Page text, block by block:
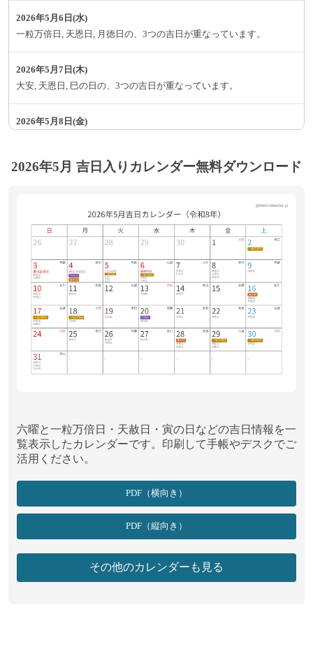
2026年5月6日(水)
一粒万倍日, 天恩日, 月徳日の、3つの吉日が重なっています。
2026年5月7日(木)
大安, 天恩日, 巳の日の、3つの吉日が重なっています。
2026年5月8日(金)
2026年5月13日(水)
2026年5月16日(土)
母倉日, 月徳日, 寅の日の、3つの吉日が重なっています。
2026年5月17日(日)
一粒万倍日, 神吉日, 母倉日の、3つの吉日が重なっています。
2026年5月18日(月)
大安, 一粒万倍日, 大明日の、3つの吉日が重なっています。
2026年5月29日(金)
一粒万倍日, 神吉日, 母倉日の、3つの吉日が重なっています。
2026年5月30日(土)
大安, 一粒万倍日, 大明日の、3つの吉日が重なっています。
2026年5月31日(日)
神吉日, 大明日, 巳の日の、3つの吉日が重なっています。
2026年5月 吉日入りカレンダー無料ダウンロード
六曜と一粒万倍日・天赦日・寅の日などの吉日情報を一
覧表示したカレンダーです。印刷して手帳やデスクでご
活用ください。
PDF（横向き）
PDF（縦向き）
その他のカレンダーも見る